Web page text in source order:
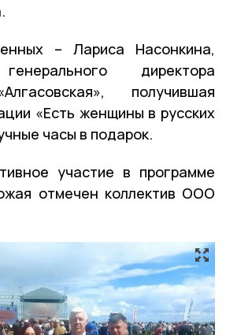
– Лариса Насонкина,
директора
получившая
«Есть женщины в русских
часы в подарок.
участие в программе
отмечен коллектив ООО